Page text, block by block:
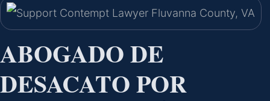
ABOGADO DE
DESACATO POR